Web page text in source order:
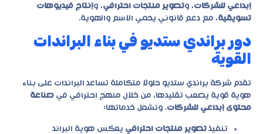
إبداعي للشركات، وتصوير منتجات احترافي، وإنتاج فيديوهات
تسويقية، مع دعم قانوني يحمي الاسم والهوية.
دور براندي ستديو في بناء البراندات
القوية
تقدم شركة براندي ستديو حلولًا متكاملة تساعد البراندات على بناء
هوية قوية يصعب تقليدها، من خلال منهج احترافي في صناعة
محتوى إبداعي للشركات. وتشمل خدماتها:
تنفيذ تصوير منتجات احترافي يعكس هوية البراند